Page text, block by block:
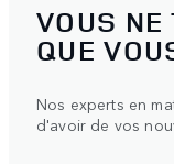
VOUS NE
QUE
Nos experts en
d'avoir de vos